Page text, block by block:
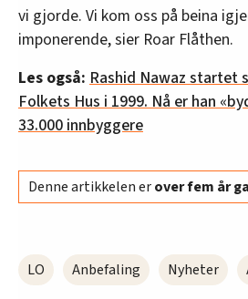
vi gjorde. Vi kom oss på beina
imponerende, sier Roar Flåthen.
Les også: Rashid Nawaz startet
Folkets Hus i 1999. Nå er han
33.000 innbyggere
Denne artikkelen erover fem år
LO Anbefaling Nyheter